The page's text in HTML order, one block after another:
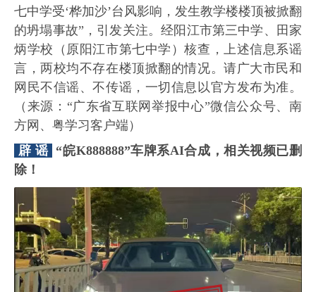
七中学受‘桦加沙’台风影响，发生教学楼楼顶被掀翻
的坍塌事故”，引发关注。经阳江市第三中学、田家
炳学校（原阳江市第七中学）核查，上述信息系谣
言，两校均不存在楼顶掀翻的情况。请广大市民和
网民不信谣、不传谣，一切信息以官方发布为准。
（来源：“广东省互联网举报中心”微信公众号、南
方网、粤学习客户端）
辟 谣 “皖K888888”车牌系AI合成，相关视频已删
除！